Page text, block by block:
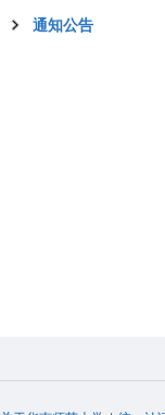
通知公告